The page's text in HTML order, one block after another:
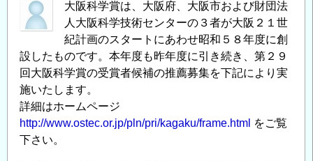
大阪科学賞は、大阪府、大阪市および財団法
人大阪科学技術センターの３者が大阪２１世
紀計画のスタートにあわせ昭和５８年度に創
設したものです。本年度も昨年度に引き続き、第２９
回大阪科学賞の受賞者候補の推薦募集を下記により実
施いたします。
詳細はホームページ
http://www.ostec.or.jp/pln/pri/kagaku/frame.html をご覧
下さい。